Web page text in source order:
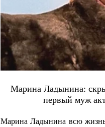
Мapинa Лaдынинa:
пepвый муж
Марина Ладынина всю